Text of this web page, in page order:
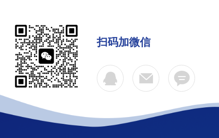
扫码加微信